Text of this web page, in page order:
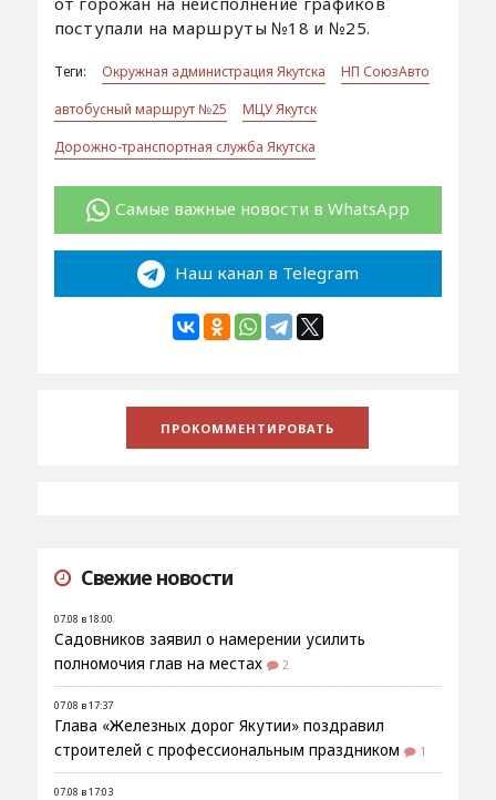
поступали на маршруты №18 и №25.
Теги: Окружная администрация Якутска
НП СоюзАвто
автобусный маршрут №25
МЦУ Якутск
Дорожно-транспортная служба Якутска
Самые важные новости в WhatsApp
Наш канал в Telegram
Свежие новости
07.08 в 18:00
Садовников заявил о намерении усилить
полномочия глав на местах
2
07.08 в 17:37
Глава «Железных дорог Якутии» поздравил
строителей с профессиональным праздником
1
07.08 в 17:03